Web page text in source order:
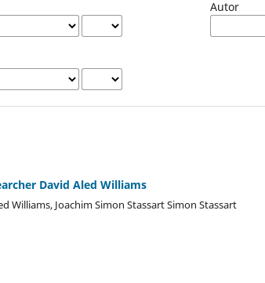
Autor
David Aled Williams
Williams, Joachim Simon Stassart Simon Stassart